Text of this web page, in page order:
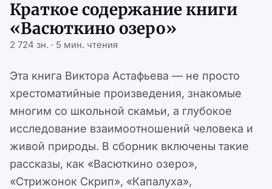
Краткое содержание книги
«Васюткино озеро»
2 724 зн. · 5 мин. чтения
Эта книга Виктора Астафьева — не просто
хрестоматийные произведения, знакомые
многим со школьной скамьи, а глубокое
исследование взаимоотношений человека и
живой природы. В сборник включены такие
рассказы, как «Васюткино озеро»,
«Стрижонок Скрип», «Капалуха»,